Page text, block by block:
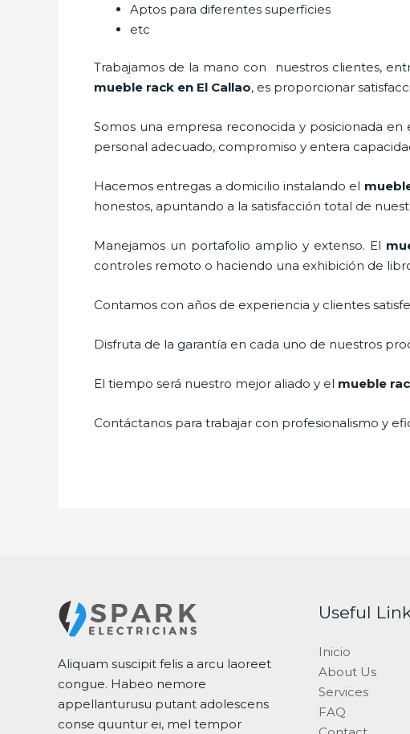
Aptos para diferentes superficies
etc
Trabajamos de la mano con nuestros clientes,
mueble rack en El Callao, es proporcionar
Somos una empresa reconocida y posicionada
personal adecuado, compromiso y entera
Hacemos entregas a domicilio instalando el
honestos, apuntando a la satisfacción total de
Manejamos un portafolio amplio y extenso. El
controles remoto o haciendo una exhibición de
Contamos con años de experiencia y clientes
Disfruta de la garantía en cada uno de nuestros
El tiempo será nuestro mejor aliado y el mueble
Contáctanos para trabajar con profesionalismo y
Aliquam suscipit felis a arcu laoreet
congue. Habeo nemore
appellanturusu putant adolescens
conse quuntur ei, mel tempor
Useful
Inicio
About Us
Services
FAQ